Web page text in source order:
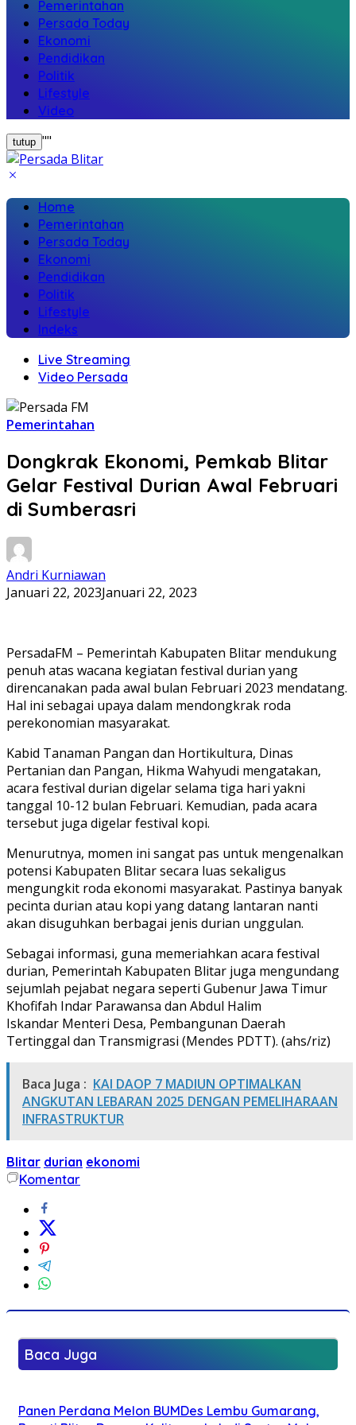
Pemerintahan
Persada Today
Ekonomi
Pendidikan
Politik
Lifestyle
Video
tutup ""
Home
Pemerintahan
Persada Today
Ekonomi
Pendidikan
Politik
Lifestyle
Indeks
Live Streaming
Video Persada
Pemerintahan
Dongkrak Ekonomi, Pemkab Blitar
Gelar Festival Durian Awal Februari
di Sumberasri
Andri Kurniawan
Januari 22, 2023Januari 22, 2023
PersadaFM – Pemerintah Kabupaten Blitar mendukung
penuh atas wacana kegiatan festival durian yang
direncanakan pada awal bulan Februari 2023 mendatang.
Hal ini sebagai upaya dalam mendongkrak roda
perekonomian masyarakat.
Kabid Tanaman Pangan dan Hortikultura, Dinas
Pertanian dan Pangan, Hikma Wahyudi mengatakan,
acara festival durian digelar selama tiga hari yakni
tanggal 10-12 bulan Februari. Kemudian, pada acara
tersebut juga digelar festival kopi.
Menurutnya, momen ini sangat pas untuk mengenalkan
potensi Kabupaten Blitar secara luas sekaligus
mengungkit roda ekonomi masyarakat. Pastinya banyak
pecinta durian atau kopi yang datang lantaran nanti
akan disuguhkan berbagai jenis durian unggulan.
Sebagai informasi, guna memeriahkan acara festival
durian, Pemerintah Kabupaten Blitar juga mengundang
sejumlah pejabat negara seperti Gubenur Jawa Timur
Khofifah Indar Parawansa dan Abdul Halim
Iskandar Menteri Desa, Pembangunan Daerah
Tertinggal dan Transmigrasi (Mendes PDTT). (ahs/riz)
Baca Juga : KAI DAOP 7 MADIUN OPTIMALKAN
ANGKUTAN LEBARAN 2025 DENGAN PEMELIHARAAN
INFRASTRUKTUR
Blitar durian ekonomi
Komentar
Baca Juga
Panen Perdana Melon BUMDes Lembu Gumarang,